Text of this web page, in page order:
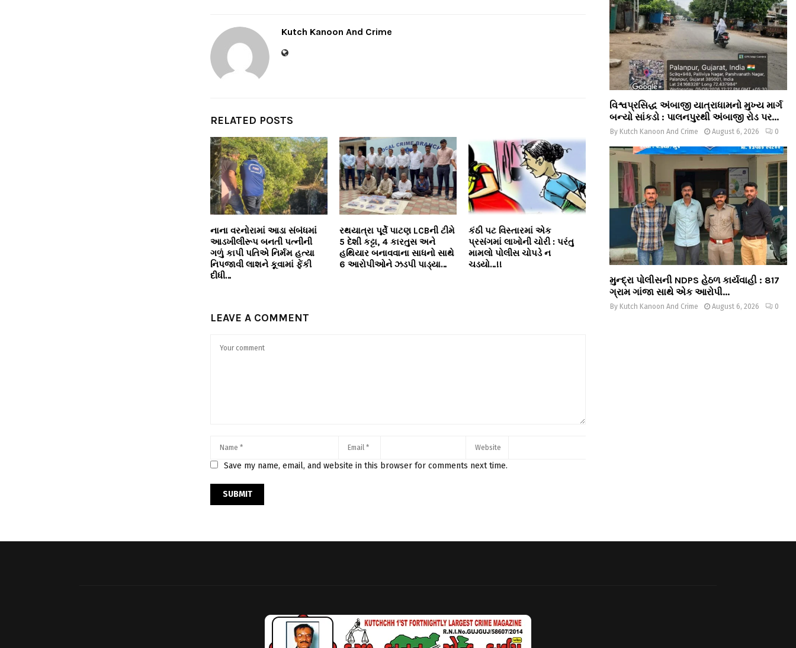
Kutch Kanoon And Crime
RELATED POSTS
નાના વરનોરામાં આડા સંબંધમાં
આડખીલીરૂપ બનતી પત્નીની
ગળું કાપી પતિએ નિર્મમ હત્યા
નિપજાવી લાશને કૂવામાં ફેંકી
દીધી…
રથયાત્રા પૂર્વે પાટણ LCBની ટીમે
5 દેશી કટ્ટા, 4 કારતુસ અને
હથિયાર બનાવવાના સાધનો સાથે
6 આરોપીઓને ઝડપી પાડ્યા…
કંઠી પટ વિસ્તારમાં એક
પ્રસંગમાં લાખોની ચોરી : પરંતુ
મામલો પોલીસ ચોપડે ન
ચડયો…!!
LEAVE A COMMENT
Save my name, email, and website in this browser for comments next time.
વિશ્વપ્રસિદ્ધ અંબાજી યાત્રાધામનો મુખ્ય માર્ગ
બન્યો સાંકડો : પાલનપુરથી અંબાજી રોડ પર...
By Kutch Kanoon And Crime August 6, 2026 0
મુન્દ્રા પોલીસની NDPS હેઠળ કાર્યવાહી : 817
ગ્રામ ગાંજા સાથે એક આરોપી...
By Kutch Kanoon And Crime August 6, 2026 0